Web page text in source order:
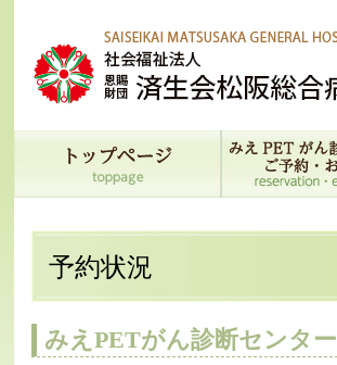
予約状況
みえPETがん診断センター